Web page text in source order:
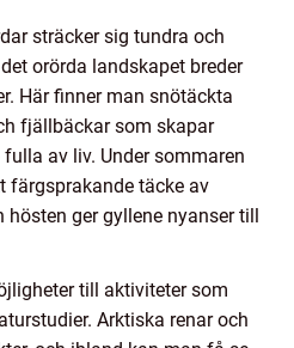
sträcker sig tundra och
orörda landskapet breder
Här finner man snötäckta
fjällbäckar som skapar
av liv. Under sommaren
färgsprakande täcke av
hösten ger gyllene nyanser till
till aktiviteter som
Arktiska renar och